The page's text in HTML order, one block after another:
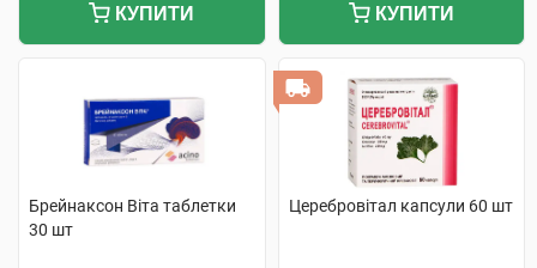
КУПИТИ КУПИТИ
Брейнаксон Віта таблетки
30 шт
Церебровітал капсули 60 шт